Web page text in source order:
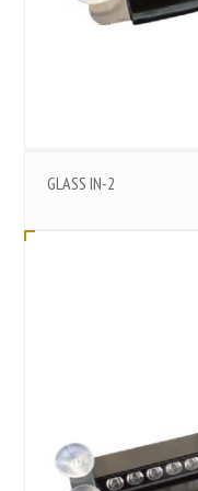
GLASS IN-2